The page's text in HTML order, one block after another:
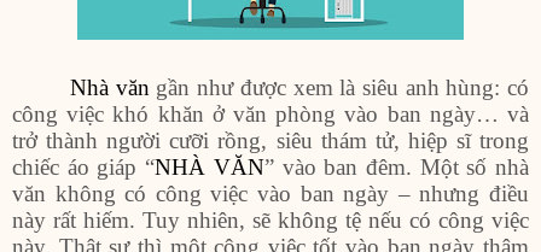
Nhà văn gần như được xem là siêu anh hùng: có
công việc khó khăn ở văn phòng vào ban ngày… và
trở thành người cưỡi rồng, siêu thám tử, hiệp sĩ trong
chiếc áo giáp “NHÀ VĂN” vào ban đêm. Một số nhà
văn không có công việc vào ban ngày – nhưng điều
này rất hiếm. Tuy nhiên, sẽ không tệ nếu có công việc
này. Thật sự thì một công việc tốt vào ban ngày thậm